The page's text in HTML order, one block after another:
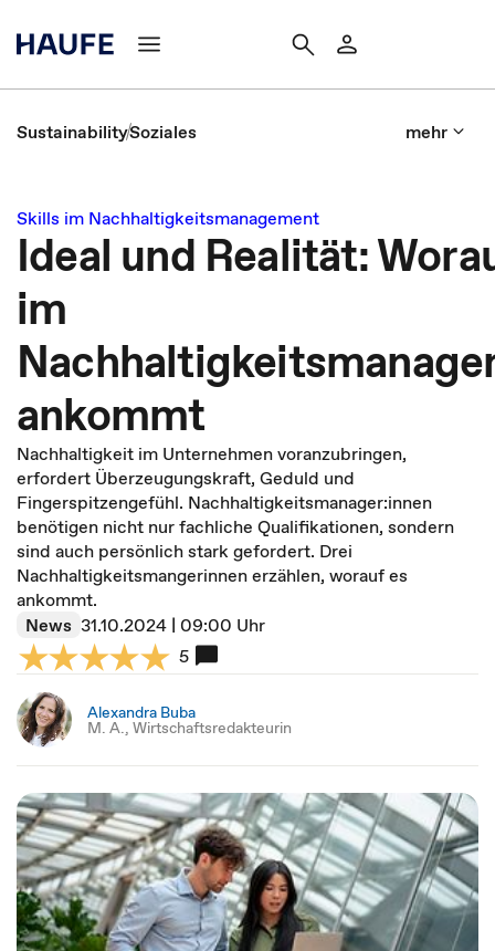
SustainabilitySoziales mehr
Skills im Nachhaltigkeitsmanagement
Ideal und Realität:
im
ankommt
Nachhaltigkeit im Unternehmen voranzubringen,
erfordert Überzeugungskraft, Geduld und
Fingerspitzengefühl. Nachhaltigkeitsmanager:innen
benötigen nicht nur fachliche Qualifikationen, sondern
sind auch persönlich stark gefordert. Drei
Nachhaltigkeitsmangerinnen erzählen, worauf es
ankommt.
News 31.10.2024 | 09:00 Uhr
5
Alexandra Buba
M. A., Wirtschaftsredakteurin